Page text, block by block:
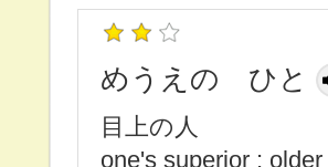
めうえの ひと
目上の人
one's superior ;